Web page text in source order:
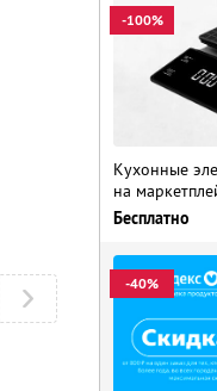
-100%
Кухонные
на
Бесплатно
-40%